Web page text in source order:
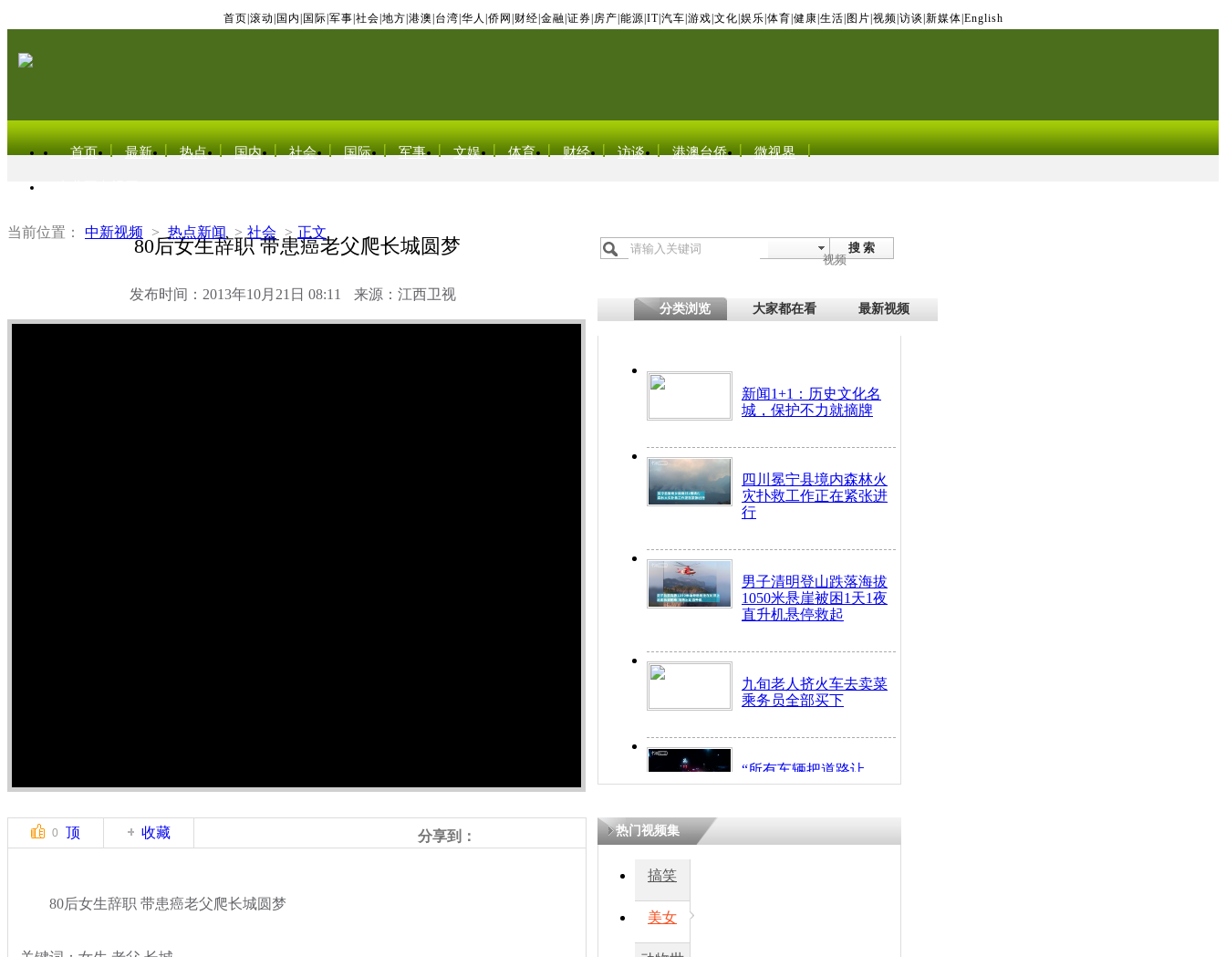
首页 滚动 国内 国际 军事 社会 地方 港澳 台湾 华人 侨网 财经 金融 证券 房产 能源 IT| 汽车 游戏 文化 娱乐 体育 健康 生活 图片 视频 访谈 新媒体 English
首页 最新 热点 国内 社会 国际 军事 文娱 体育 财经 访谈 港澳台侨 微视界
当前位置： 中新视频 > 热点新闻 > 社会 > 正文
80后女生辞职 带患癌老父爬长城圆梦
发布时间：2013年10月21日 08:11 来源：江西卫视
搜 索
视频
分类浏览 大家都在看 最新视频
新闻1+1：历史文化名
城，保护不力就摘牌
四川冕宁县境内森林火
灾扑救工作正在紧张进
行
男子清明登山跌落海拔
1050米悬崖被困1天1夜
直升机悬停救起
九旬老人挤火车去卖菜
乘务员全部买下
“所有车辆把道路让
开！”儿童突发疾病交
0 顶 收藏 分享到：
80后女生辞职 带患癌老父爬长城圆梦
热门视频集
搞笑
美女